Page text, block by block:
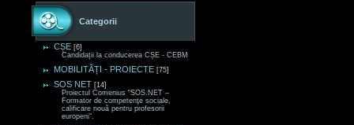
Categorii
CȘE [6]
Candidații la conducerea CȘE - CEBM
MOBILITĂȚI - PROIECTE [75]
SOS NET [14]
Proiectul Comenius “SOS.NET –
Formator de competenţe sociale,
calificare nouă pentru profesorii
europeni“.